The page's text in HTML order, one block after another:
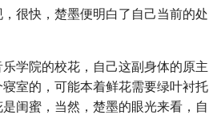
很快，楚墨便明白了自己当前的处
学院的校花，自己这副身体的原主
室的，可能本着鲜花需要绿叶衬托
闺蜜，当然，楚墨的眼光来看，自